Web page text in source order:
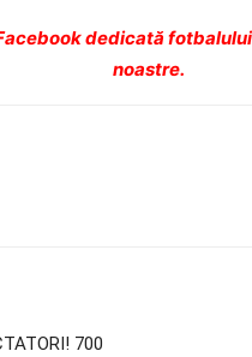
dedicată
noastre.
700